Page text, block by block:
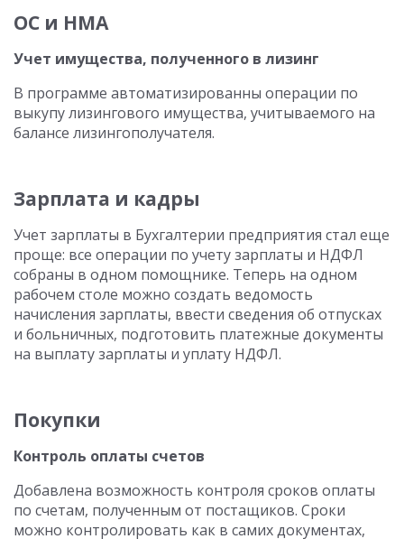
ОС и НМА
Учет имущества, полученного в лизинг
В программе автоматизированны операции по
выкупу лизингового имущества, учитываемого на
балансе лизингополучателя.
Зарплата и кадры
Учет зарплаты в Бухгалтерии предприятия стал еще
проще: все операции по учету зарплаты и НДФЛ
собраны в одном помощнике. Теперь на одном
рабочем столе можно создать ведомость
начисления зарплаты, ввести сведения об отпусках
и больничных, подготовить платежные документы
на выплату зарплаты и уплату НДФЛ.
Покупки
Контроль оплаты счетов
Добавлена возможность контроля сроков оплаты
по счетам, полученным от постащиков. Сроки
можно контролировать как в самих документах,